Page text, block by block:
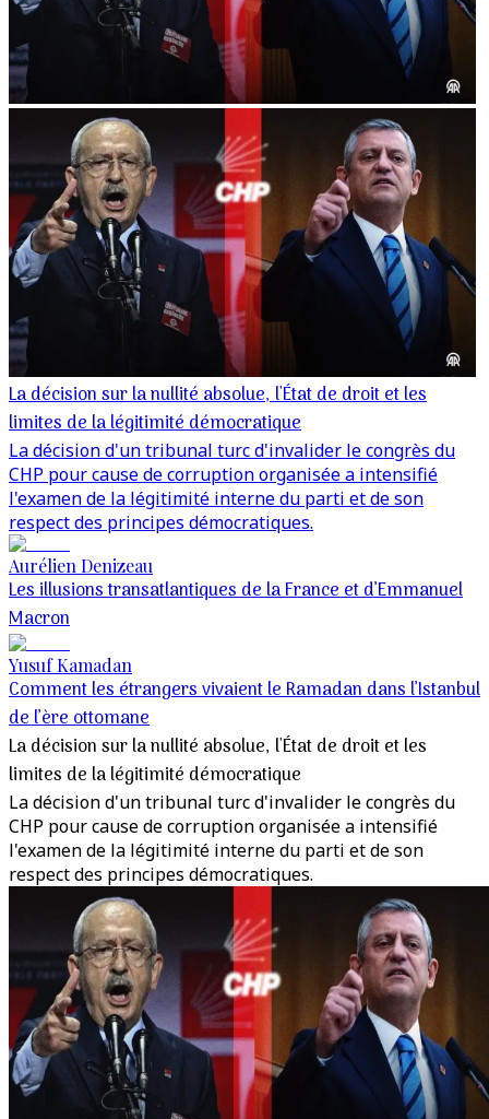
La décision sur la nullité absolue, l'État de droit et les
limites de la légitimité démocratique
La décision d'un tribunal turc d'invalider le congrès du
CHP pour cause de corruption organisée a intensifié
l'examen de la légitimité interne du parti et de son
respect des principes démocratiques.
Aurélien Denizeau
Les illusions transatlantiques de la France et d’Emmanuel
Macron
Yusuf Kamadan
Comment les étrangers vivaient le Ramadan dans l’Istanbul
de l’ère ottomane
La décision sur la nullité absolue, l'État de droit et les
limites de la légitimité démocratique
La décision d'un tribunal turc d'invalider le congrès du
CHP pour cause de corruption organisée a intensifié
l'examen de la légitimité interne du parti et de son
respect des principes démocratiques.